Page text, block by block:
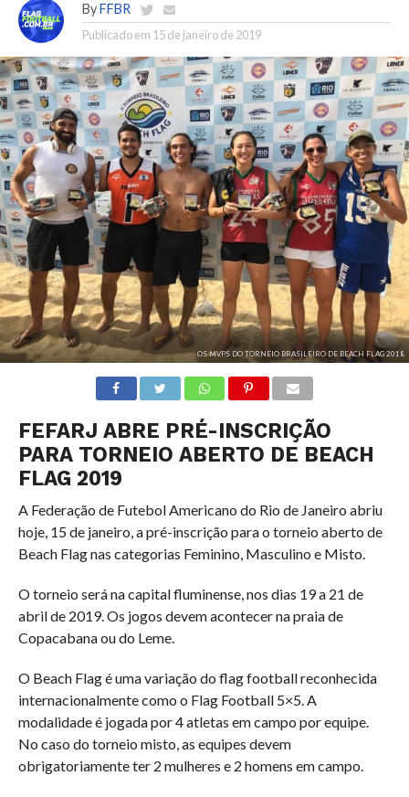
By FFBR
Publicado em 15 de janeiro de 2019
OS MVPS DO TORNEIO BRASILEIRO DE BEACH FLAG 2018
FEFARJ ABRE PRÉ-INSCRIÇÃO
PARA TORNEIO ABERTO DE BEACH
FLAG 2019
A Federação de Futebol Americano do Rio de Janeiro abriu
hoje, 15 de janeiro, a pré-inscrição para o torneio aberto de
Beach Flag nas categorias Feminino, Masculino e Misto.
O torneio será na capital fluminense, nos dias 19 a 21 de
abril de 2019. Os jogos devem acontecer na praia de
Copacabana ou do Leme.
O Beach Flag é uma variação do flag football reconhecida
internacionalmente como o Flag Football 5×5. A
modalidade é jogada por 4 atletas em campo por equipe.
No caso do torneio misto, as equipes devem
obrigatoriamente ter 2 mulheres e 2 homens em campo.